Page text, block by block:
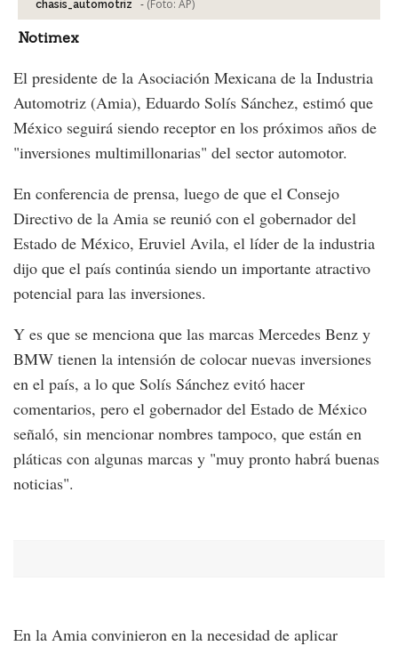
chasis_automotriz - (Foto: AP)
Notimex
El presidente de la Asociación Mexicana de la Industria
Automotriz (Amia), Eduardo Solís Sánchez, estimó que
México seguirá siendo receptor en los próximos años de
"inversiones multimillonarias" del sector automotor.
En conferencia de prensa, luego de que el Consejo
Directivo de la Amia se reunió con el gobernador del
Estado de México, Eruviel Avila, el líder de la industria
dijo que el país continúa siendo un importante atractivo
potencial para las inversiones.
Y es que se menciona que las marcas Mercedes Benz y
BMW tienen la intensión de colocar nuevas inversiones
en el país, a lo que Solís Sánchez evitó hacer
comentarios, pero el gobernador del Estado de México
señaló, sin mencionar nombres tampoco, que están en
pláticas con algunas marcas y "muy pronto habrá buenas
noticias".
En la Amia convinieron en la necesidad de aplicar